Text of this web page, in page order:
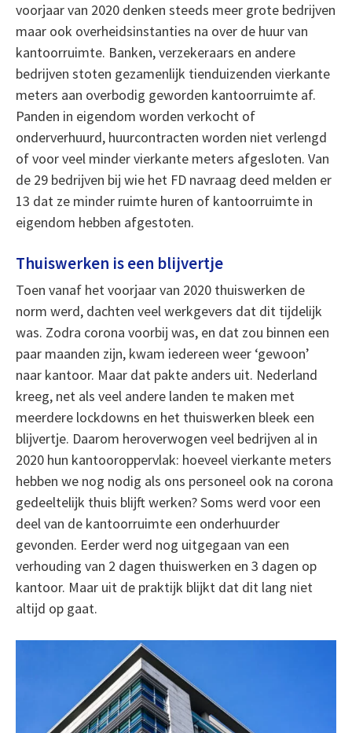
voorjaar van 2020 denken steeds meer grote bedrijven
maar ook overheidsinstanties na over de huur van
kantoorruimte. Banken, verzekeraars en andere
bedrijven stoten gezamenlijk tienduizenden vierkante
meters aan overbodig geworden kantoorruimte af.
Panden in eigendom worden verkocht of
onderverhuurd, huurcontracten worden niet verlengd
of voor veel minder vierkante meters afgesloten. Van
de 29 bedrijven bij wie het FD navraag deed melden er
13 dat ze minder ruimte huren of kantoorruimte in
eigendom hebben afgestoten.
Thuiswerken is een blijvertje
Toen vanaf het voorjaar van 2020 thuiswerken de
norm werd, dachten veel werkgevers dat dit tijdelijk
was. Zodra corona voorbij was, en dat zou binnen een
paar maanden zijn, kwam iedereen weer ‘gewoon’
naar kantoor. Maar dat pakte anders uit. Nederland
kreeg, net als veel andere landen te maken met
meerdere lockdowns en het thuiswerken bleek een
blijvertje. Daarom heroverwogen veel bedrijven al in
2020 hun kantooroppervlak: hoeveel vierkante meters
hebben we nog nodig als ons personeel ook na corona
gedeeltelijk thuis blijft werken? Soms werd voor een
deel van de kantoorruimte een onderhuurder
gevonden. Eerder werd nog uitgegaan van een
verhouding van 2 dagen thuiswerken en 3 dagen op
kantoor. Maar uit de praktijk blijkt dat dit lang niet
altijd op gaat.